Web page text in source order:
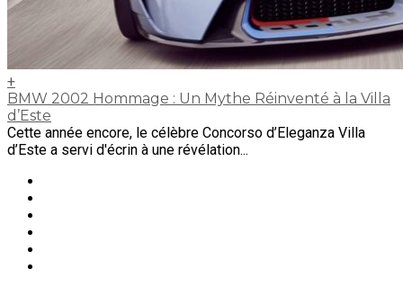
+
BMW 2002 Hommage : Un Mythe Réinventé à la Villa
d’Este
Cette année encore, le célèbre Concorso d’Eleganza Villa
d’Este a servi d'écrin à une révélation...